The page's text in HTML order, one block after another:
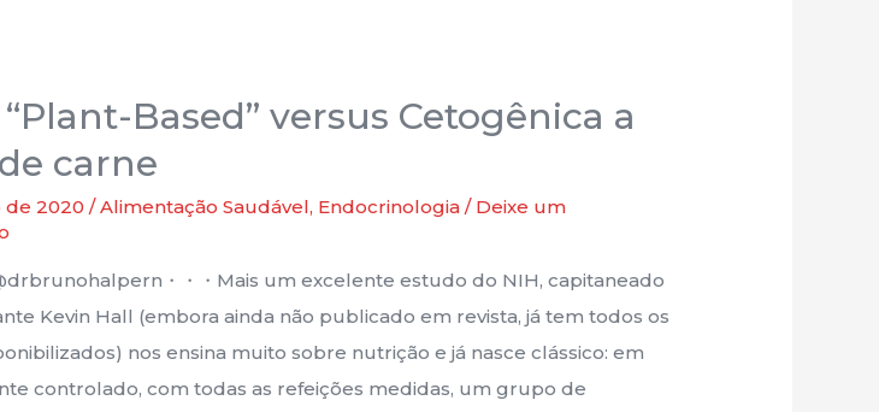
Based” versus Cetogênica a
carne
de 2020/Alimentação Saudável, Endocrinologia / Deixe um
・・・Mais um excelente estudo do NIH, capitaneado
Kevin Hall (embora ainda não publicado em revista, já tem todos os
nos ensina muito sobre nutrição e já nasce clássico: em
controlado, com todas as refeições medidas, um grupo de